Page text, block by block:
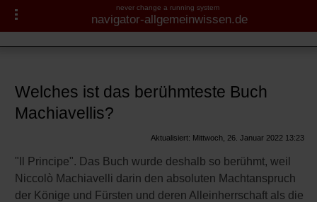
never change a running system
navigator-allgemeinwissen.de
Welches ist das berühmteste Buch
Machiavellis?
Aktualisiert: Mittwoch, 26. Januar 2022 13:23
"Il Principe". Das Buch wurde deshalb so berühmt, weil
Niccolò Machiavelli darin den absoluten Machtanspruch
der Könige und Fürsten und deren Alleinherrschaft als die
Navigator-Medizin.de
► Krankheiten
► Diagnostik & Laborwerte
► Medikamente
Literatur
Miguel de Cervantes